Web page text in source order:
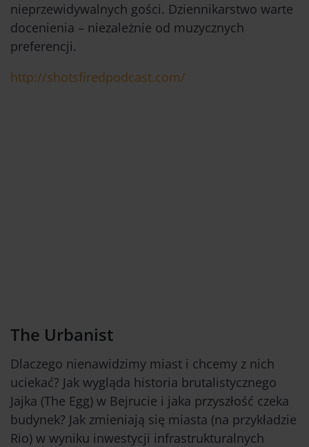
nieprzewidywalnych gości. Dziennikarstwo warte
docenienia – niezależnie od muzycznych
preferencji.
http://shotsfiredpodcast.com/
The Urbanist
Dlaczego nienawidzimy miast i chcemy z nich
uciekać? Jak wygląda historia brutalistycznego
Jajka (The Egg) w Bejrucie i jaka przyszłość czeka
budynek? Jak zmieniają się miasta (na przykładzie
Rio) w wyniku inwestycji infrastrukturalnych